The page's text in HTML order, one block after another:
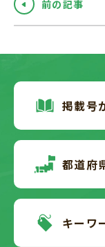
前の記事
掲載号
都道府
キーワ